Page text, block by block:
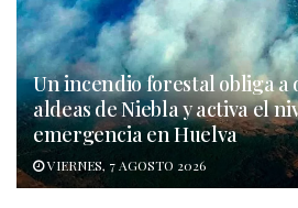
Un incendio forestal obliga a
aldeas de Niebla y activa el
emergencia en Huelva
VIERNES, 7 AGOSTO 2026